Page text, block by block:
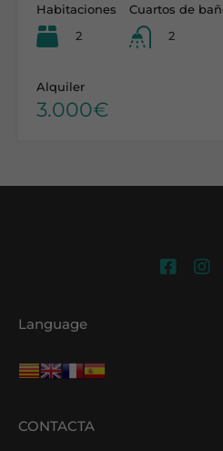
Habitaciones
2
Cuartos de
2
Alquiler
3.000€
Language
CONTACTA